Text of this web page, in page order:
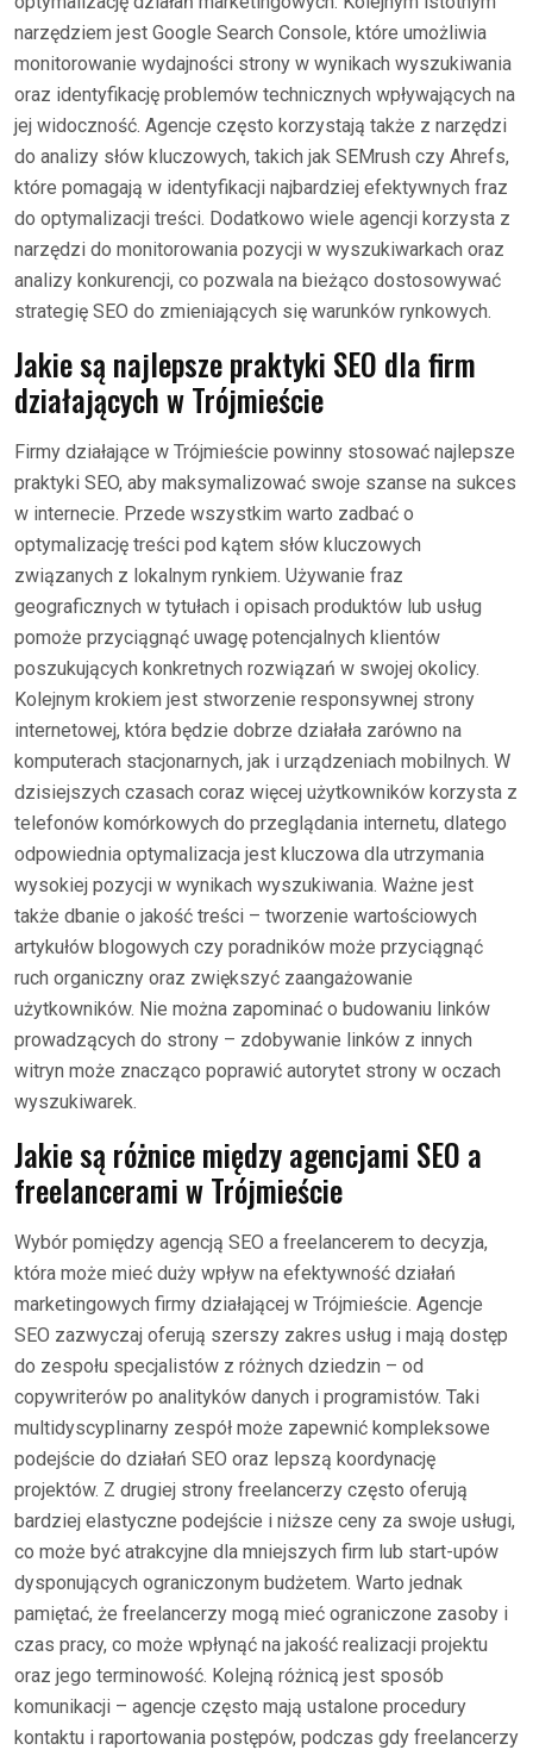
narzędziem jest Google Search Console, które umożliwia
monitorowanie wydajności strony w wynikach wyszukiwania
oraz identyfikację problemów technicznych wpływających na
jej widoczność. Agencje często korzystają także z narzędzi
do analizy słów kluczowych, takich jak SEMrush czy Ahrefs,
które pomagają w identyfikacji najbardziej efektywnych fraz
do optymalizacji treści. Dodatkowo wiele agencji korzysta z
narzędzi do monitorowania pozycji w wyszukiwarkach oraz
analizy konkurencji, co pozwala na bieżąco dostosowywać
strategię SEO do zmieniających się warunków rynkowych.
Jakie są najlepsze praktyki SEO dla firm
działających w Trójmieście
Firmy działające w Trójmieście powinny stosować najlepsze
praktyki SEO, aby maksymalizować swoje szanse na sukces
w internecie. Przede wszystkim warto zadbać o
optymalizację treści pod kątem słów kluczowych
związanych z lokalnym rynkiem. Używanie fraz
geograficznych w tytułach i opisach produktów lub usług
pomoże przyciągnąć uwagę potencjalnych klientów
poszukujących konkretnych rozwiązań w swojej okolicy.
Kolejnym krokiem jest stworzenie responsywnej strony
internetowej, która będzie dobrze działała zarówno na
komputerach stacjonarnych, jak i urządzeniach mobilnych. W
dzisiejszych czasach coraz więcej użytkowników korzysta z
telefonów komórkowych do przeglądania internetu, dlatego
odpowiednia optymalizacja jest kluczowa dla utrzymania
wysokiej pozycji w wynikach wyszukiwania. Ważne jest
także dbanie o jakość treści – tworzenie wartościowych
artykułów blogowych czy poradników może przyciągnąć
ruch organiczny oraz zwiększyć zaangażowanie
użytkowników. Nie można zapominać o budowaniu linków
prowadzących do strony – zdobywanie linków z innych
witryn może znacząco poprawić autorytet strony w oczach
wyszukiwarek.
Jakie są różnice między agencjami SEO a
freelancerami w Trójmieście
Wybór pomiędzy agencją SEO a freelancerem to decyzja,
która może mieć duży wpływ na efektywność działań
marketingowych firmy działającej w Trójmieście. Agencje
SEO zazwyczaj oferują szerszy zakres usług i mają dostęp
do zespołu specjalistów z różnych dziedzin – od
copywriterów po analityków danych i programistów. Taki
multidyscyplinarny zespół może zapewnić kompleksowe
podejście do działań SEO oraz lepszą koordynację
projektów. Z drugiej strony freelancerzy często oferują
bardziej elastyczne podejście i niższe ceny za swoje usługi,
co może być atrakcyjne dla mniejszych firm lub start-upów
dysponujących ograniczonym budżetem. Warto jednak
pamiętać, że freelancerzy mogą mieć ograniczone zasoby i
czas pracy, co może wpłynąć na jakość realizacji projektu
oraz jego terminowość. Kolejną różnicą jest sposób
komunikacji – agencje często mają ustalone procedury
kontaktu i raportowania postępów, podczas gdy freelancerzy